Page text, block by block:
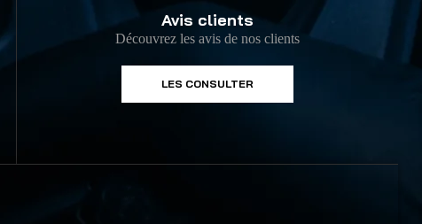
Avis clients
Découvrez les avis de nos clients
LES CONSULTER